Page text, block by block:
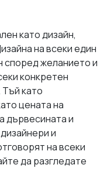
като дизайн,
на всеки един
желанието и
конкретен
като
цената на
дървесината и
и
на всеки
да разгледате